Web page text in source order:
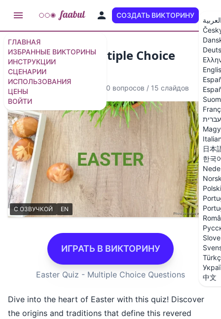
ГЛАВНАЯ
ИЗБРАННЫЕ ВИКТОРИНЫ
ИНСТРУКЦИИ
СЦЕНАРИИ
ИСПОЛЬЗОВАНИЯ
ЦЕНЫ
ВОЙТИ
СОЗДАТЬ ВИКТОРИНУ
עברית
日本
한국
Polski
中文
Easter Quiz - Multiple Choice
Questions
Викторина с озвучкой 10 вопросов / 15 слайдов
С ОЗВУЧКОЙ EN
ИГРАТЬ В ВИКТОРИНУ
Easter Quiz - Multiple Choice Questions
Dive into the heart of Easter with this quiz! Discover
the origins and traditions that define this revered